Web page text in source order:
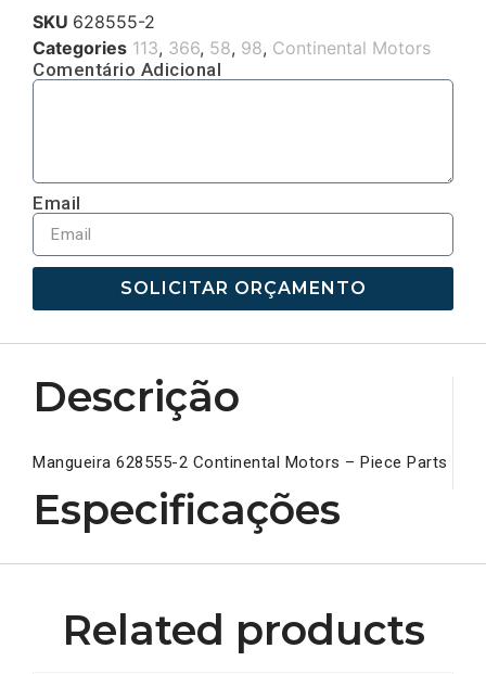
SKU 628555-2
Categories 113, 366, 58, 98, Continental Motors
Comentário Adicional
Email
SOLICITAR ORÇAMENTO
Descrição
Mangueira 628555-2 Continental Motors – Piece Parts
Especificações
Related products